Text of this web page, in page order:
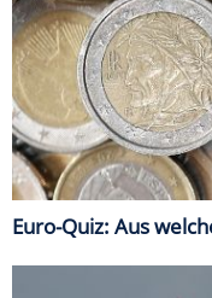
Euro-Quiz: Aus